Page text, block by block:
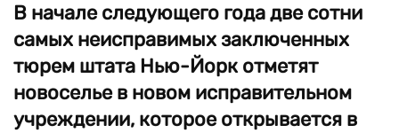
В начале следующего года две сотни
самых неисправимых заключенных
тюрем штата Нью-Йорк отметят
новоселье в новом исправительном
учреждении, которое открывается в